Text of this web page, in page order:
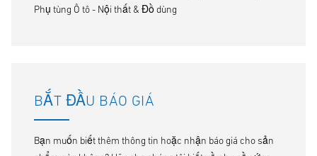
Phụ tùng Ô tô - Nội thất & Đồ dùng
BẮT ĐẦU BÁO GIÁ
Bạn muốn biết thêm thông tin hoặc nhận báo giá cho sản